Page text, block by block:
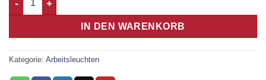
IN DEN WARENKORB
Kategorie: Arbeitsleuchten